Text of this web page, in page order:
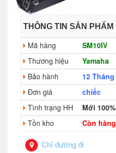
THÔNG TIN SẢN PHẨM
Mã hàng
SM10IV
Thương hiệu
Yamaha
Bảo hành
12 Tháng
Đơn giá
chiếc
Tình trạng HH
Mới 100%
Tồn kho
Còn hàng
Chỉ đường đi